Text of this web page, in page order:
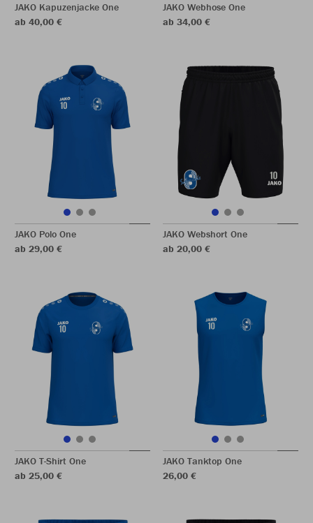
JAKO Kapuzenjacke One
ab 40,00 €
JAKO Webhose One
ab 34,00 €
JAKO Polo One
ab 29,00 €
JAKO Webshort One
ab 20,00 €
JAKO T-Shirt One
ab 25,00 €
JAKO Tanktop One
26,00 €